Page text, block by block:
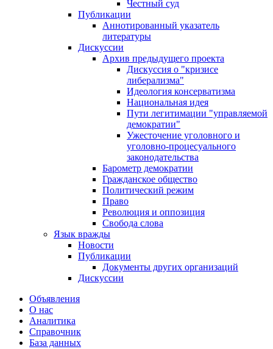
Честный суд
Публикации
Аннотированный указатель
литературы
Дискуссии
Архив предыдущего проекта
Дискуссия о "кризисе
либерализма"
Идеология консерватизма
Национальная идея
Пути легитимации "управляемой
демократии"
Ужесточение уголовного и
уголовно-процесуального
законодательства
Барометр демократии
Гражданское общество
Политический режим
Право
Революция и оппозиция
Свобода слова
Язык вражды
Новости
Публикации
Документы других организаций
Дискуссии
Объявления
О нас
Аналитика
Справочник
База данных